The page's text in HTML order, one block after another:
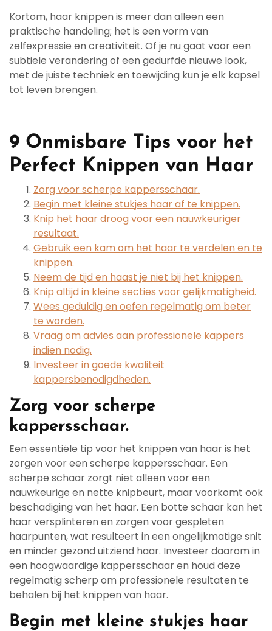
Kortom, haar knippen is meer dan alleen een
praktische handeling; het is een vorm van
zelfexpressie en creativiteit. Of je nu gaat voor een
subtiele verandering of een gedurfde nieuwe look,
met de juiste techniek en toewijding kun je elk kapsel
tot leven brengen.
9 Onmisbare Tips voor het
Perfect Knippen van Haar
Zorg voor scherpe kappersschaar.
Begin met kleine stukjes haar af te knippen.
Knip het haar droog voor een nauwkeuriger
resultaat.
Gebruik een kam om het haar te verdelen en te
knippen.
Neem de tijd en haast je niet bij het knippen.
Knip altijd in kleine secties voor gelijkmatigheid.
Wees geduldig en oefen regelmatig om beter
te worden.
Vraag om advies aan professionele kappers
indien nodig.
Investeer in goede kwaliteit
kappersbenodigdheden.
Zorg voor scherpe
kappersschaar.
Een essentiële tip voor het knippen van haar is het
zorgen voor een scherpe kappersschaar. Een
scherpe schaar zorgt niet alleen voor een
nauwkeurige en nette knipbeurt, maar voorkomt ook
beschadiging van het haar. Een botte schaar kan het
haar versplinteren en zorgen voor gespleten
haarpunten, wat resulteert in een ongelijkmatige snit
en minder gezond uitziend haar. Investeer daarom in
een hoogwaardige kappersschaar en houd deze
regelmatig scherp om professionele resultaten te
behalen bij het knippen van haar.
Begin met kleine stukjes haar